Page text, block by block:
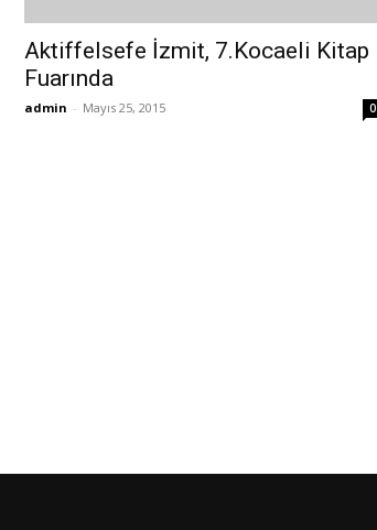
Aktiffelsefe İzmit, 7.Kocaeli Kitap
Fuarında
admin - Mayıs 25, 2015 0